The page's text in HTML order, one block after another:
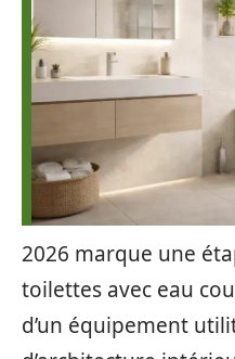
2026 marque une
toilettes avec eau
d’un équipement